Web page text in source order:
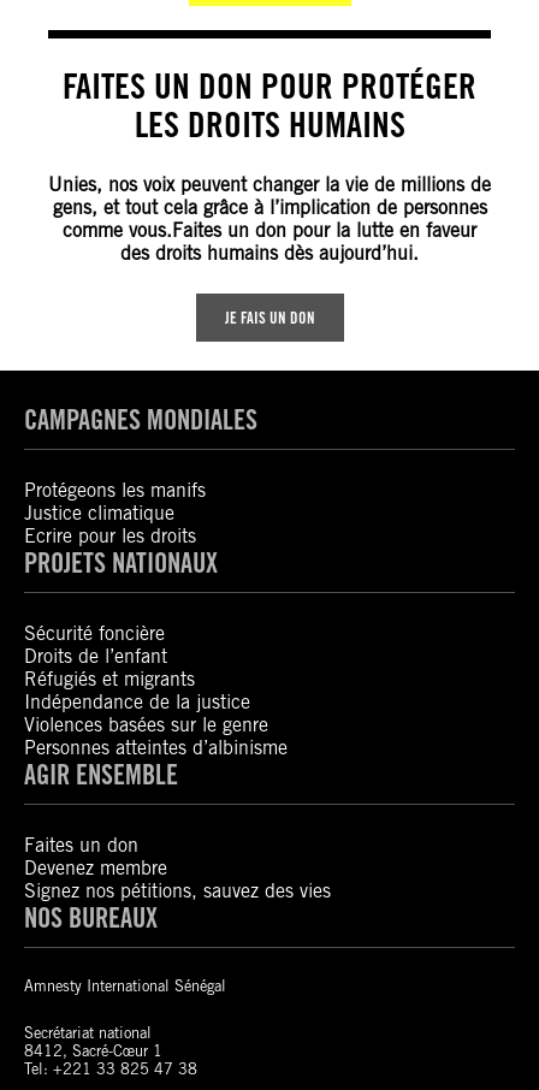
FAITES UN DON POUR PROTÉGER
LES DROITS HUMAINS
Unies, nos voix peuvent changer la vie de millions de
gens, et tout cela grâce à l’implication de personnes
comme vous.Faites un don pour la lutte en faveur
des droits humains dès aujourd’hui.
JE FAIS UN DON
CAMPAGNES MONDIALES
Protégeons les manifs
Justice climatique
Ecrire pour les droits
PROJETS NATIONAUX
Sécurité foncière
Droits de l’enfant
Réfugiés et migrants
Indépendance de la justice
Violences basées sur le genre
Personnes atteintes d’albinisme
AGIR ENSEMBLE
Faites un don
Devenez membre
Signez nos pétitions, sauvez des vies
NOS BUREAUX
Amnesty International Sénégal
Secrétariat national
8412, Sacré-Cœur 1
Tel: +221 33 825 47 38